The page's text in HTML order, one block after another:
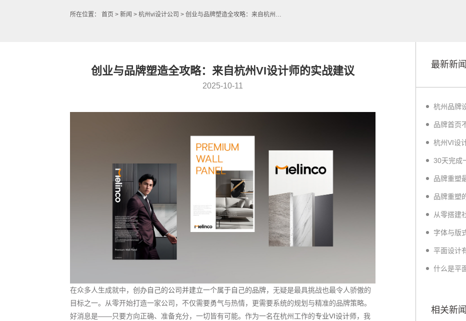
所在位置： 首页 > 新闻 > 杭州vi设计公司 > 创业与品牌塑造全攻略：来自杭州VI设计师的实战建议
创业与品牌塑造全攻略：来自杭州VI设计师的实战建议
2025-10-11
在众多人生成就中， 创办自己的公司并建立一个属于自己的品牌，无疑是最具挑战也最令人骄傲的
目标之一。从零开始打造一家公司，不仅需要勇气与热情，更需要系统的规划与精准的品牌策略。
好消息是——只要方向正确、准备充分，一切皆有可能。作为一名在杭州工作的专业VI设计师，我
最新新闻
相关新闻